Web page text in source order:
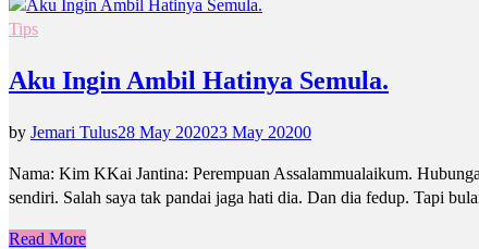
Tips
Aku Ingin Ambil Hatinya Semula.
by Jemari Tulus28 May 202023 May 20200
Nama: Kim KKai Jantina: Perempuan Assalammualaikum.
sendiri. Salah saya tak pandai jaga hati dia. Dan dia fedup. Tapi
Read More